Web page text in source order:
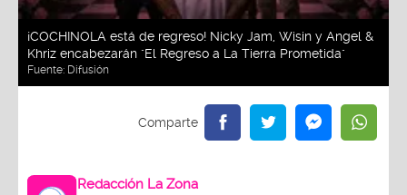
¡COCHINOLA está de regreso! Nicky Jam, Wisin y Angel &
Khriz encabezarán "El Regreso a La Tierra Prometida"
Fuente: Difusión
Redacción La Zona